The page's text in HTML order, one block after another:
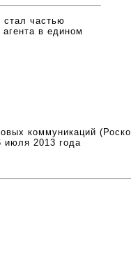
частью
в едином
коммуникаций
июля 2013 года